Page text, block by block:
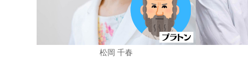
松岡 千春